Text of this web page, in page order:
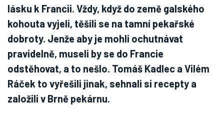
lásku k Francii. Vždy, když do země galského
kohouta vyjeli, těšili se na tamní pekařské
dobroty. Jenže aby je mohli ochutnávat
pravidelně, museli by se do Francie
odstěhovat, a to nešlo. Tomáš Kadlec a Vilém
Ráček to vyřešili jinak, sehnali si recepty a
založili v Brně pekárnu.